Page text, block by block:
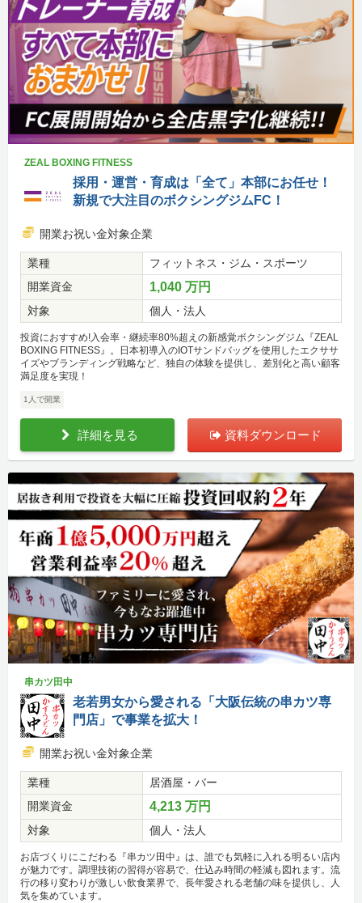
ZEAL BOXING FITNESS
採用・運営・育成は「全て」本部にお任せ！
新規で大注目のボクシングジムFC！
開業お祝い金対象企業
業種
フィットネス・ジム・スポーツ
開業資金
1,040 万円
対象 個人・法人
投資におすすめ!入会率・継続率80%超えの新感覚ボクシングジム『ZEAL
BOXING FITNESS』。日本初導入のIOTサンドバッグを使用したエクササ
イズやブランディング戦略など、独自の体験を提供し、差別化と高い顧客
満足度を実現！
1人で開業
詳細を見る 資料ダウンロード
串カツ田中
老若男女から愛される「大阪伝統の串カツ専
門店」で事業を拡大！
開業お祝い金対象企業
業種
居酒屋・バー
開業資金
4,213 万円
対象 個人・法人
お店づくりにこだわる『串カツ田中』は、誰でも気軽に入れる明るい店内
が魅力です。調理技術の習得が容易で、仕込み時間の軽減も図れます。流
行の移り変わりが激しい飲食業界で、長年愛される老舗の味を提供し、人
気を集めています。